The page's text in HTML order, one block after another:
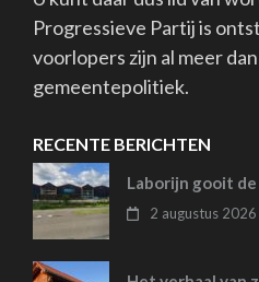
Progressieve Partij is
voorlopers zijn al meer
gemeentepolitiek.
RECENTE BERICHTEN
Laborijn gooit
2 augustus 2026